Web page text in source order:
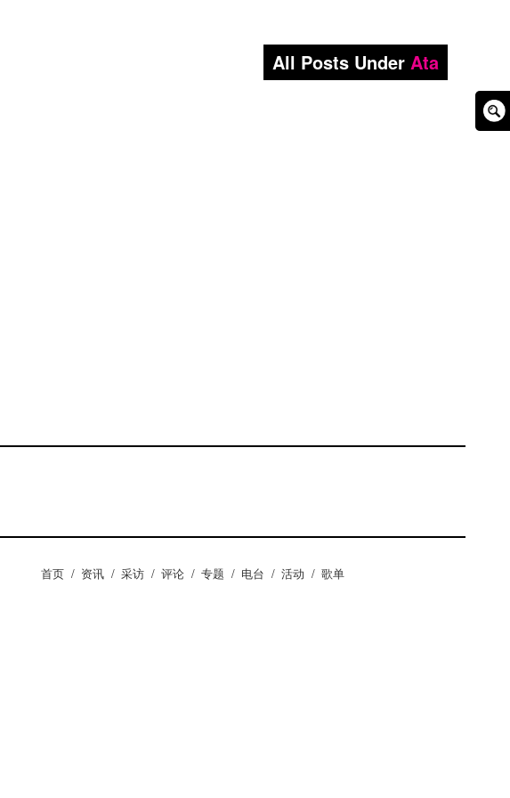
All Posts Under Ata
首页 / 资讯 / 采访 / 评论 / 专题 / 电台 / 活动 / 歌单